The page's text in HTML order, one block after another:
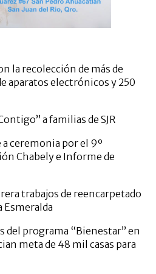
la recolección de más de
aparatos electrónicos y 250
a familias de SJR
ceremonia por el 9º
Chabely e Informe de
trabajos de reencarpetado
Esmeralda
del programa “Bienestar” en
meta de 48 mil casas para